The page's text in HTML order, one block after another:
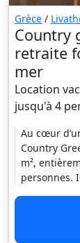
Grèce /
Country
retraite
mer
Location
jusqu'à 4
Au cœur
Country
m²,
personnes.